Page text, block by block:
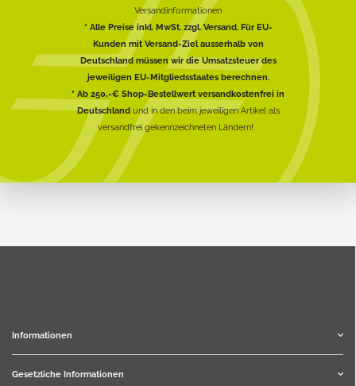
Versandinformationen
* Alle Preise inkl. MwSt. zzgl. Versand. Für EU-
Kunden mit Versand-Ziel ausserhalb von
Deutschland müssen wir die Umsatzsteuer des
jeweiligen EU-Mitgliedsstaates berechnen.
* Ab 250,-€ Shop-Bestellwert versandkostenfrei in
Deutschlandund in den beim jeweiligen Artikel als
versandfrei gekennzeichneten Ländern!
Informationen
Gesetzliche Informationen